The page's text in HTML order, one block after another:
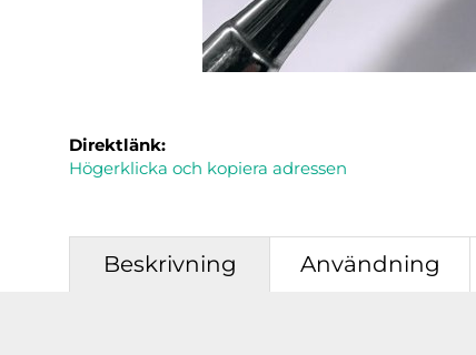
Direktlänk:
Högerklicka och kopiera adressen
Beskrivning Användning